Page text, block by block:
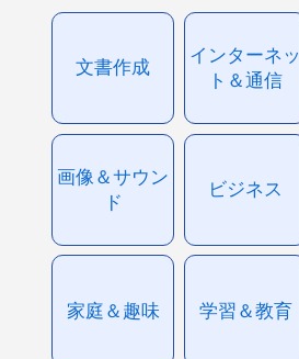
文書作成
インターネッ
ト＆通信
画像＆サウン
ド
ビジネス
家庭＆趣味 学習＆教育